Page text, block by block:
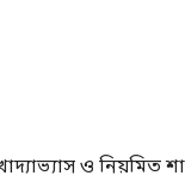
ও নিয়মিত